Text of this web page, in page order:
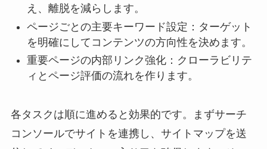
え、離脱を減らします。
ページごとの主要キーワード設定：ターゲット
を明確にしてコンテンツの方向性を決めます。
重要ページの内部リンク強化：クローラビリテ
ィとページ評価の流れを作ります。
各タスクは順に進めると効果的です。まずサーチ
コンソールでサイトを連携し、サイトマップを送